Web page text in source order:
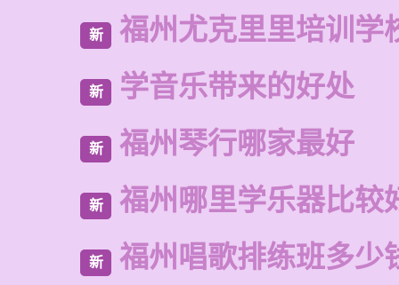
新 福州尤克里里培训学
新 学音乐带来的好处
新 福州琴行哪家最好
新 福州哪里学乐器比较
新 福州唱歌排练班多少